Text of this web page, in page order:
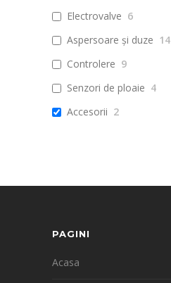
Electrovalve 6
Aspersoare și duze 14
Controlere 9
Senzori de ploaie 4
Accesorii 2
PAGINI
Acasa